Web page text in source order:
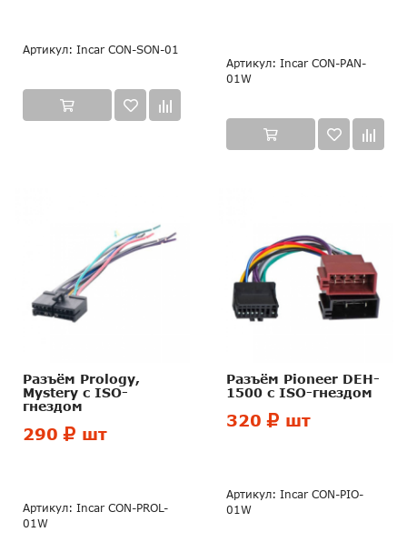
Артикул: Incar CON-SON-01
Артикул: Incar CON-PAN-
01W
Разъём Prology,
Mystery c ISO-
гнездом
290 шт
Артикул: Incar CON-PROL-
01W
Разъём Pioneer DEH-
1500 с ISO-гнездом
320 шт
Артикул: Incar CON-PIO-
01W